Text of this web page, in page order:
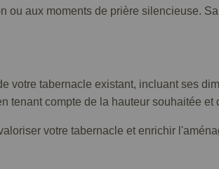
ou aux moments de prière silencieuse.
votre tabernacle existant, incluant ses
tenant compte de la hauteur souhaitée et
votre tabernacle et enrichir